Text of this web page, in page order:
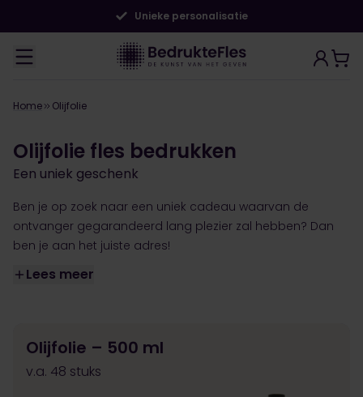
20.000+ tevreden
Home Olijfolie
Olijfolie fles bedrukken
Een uniek geschenk
Ben je op zoek naar een uniek cadeau waarvan de
ontvanger gegarandeerd lang plezier zal hebben? Dan
ben je aan het juiste adres!
Lees meer
Olijfolie – 500 ml
v.a. 48 stuks